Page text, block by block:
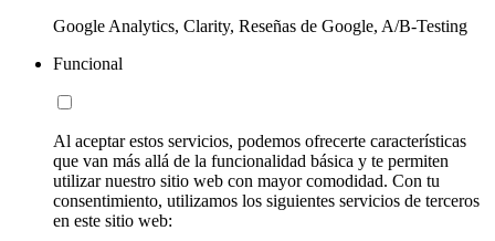
Google Analytics, Clarity, Reseñas de Google, A/B-Testing
Funcional
Al aceptar estos servicios, podemos ofrecerte características
que van más allá de la funcionalidad básica y te permiten
utilizar nuestro sitio web con mayor comodidad. Con tu
consentimiento, utilizamos los siguientes servicios de terceros
en este sitio web: